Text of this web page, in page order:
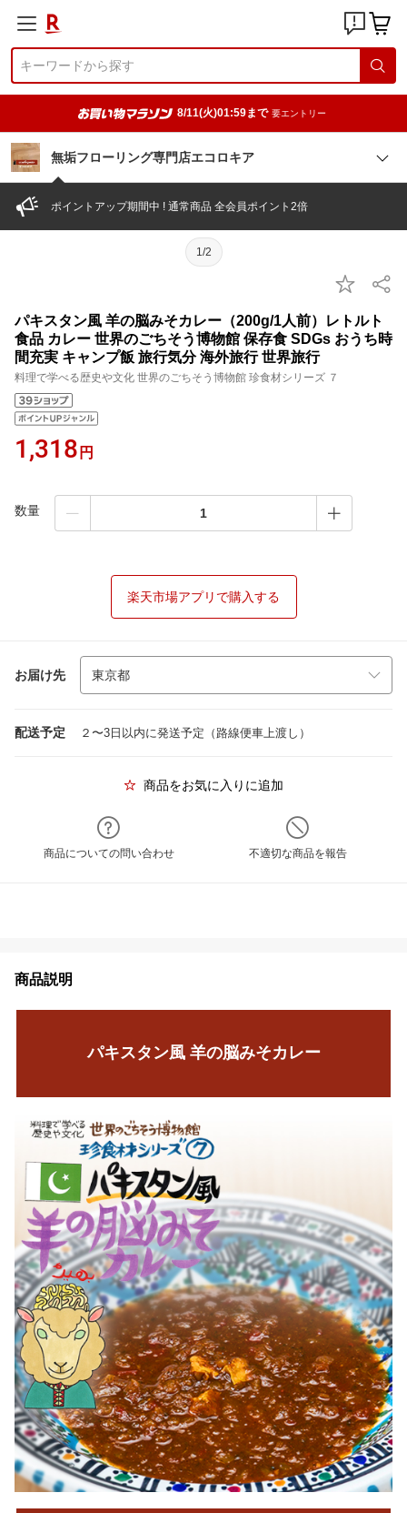
8/11(火)01:59まで 要エントリー
無垢フローリング専門店エコロキア
ポイントアップ期間中 ! 通常商品 全会員ポイント2倍
1/2
パキスタン風 羊の脳みそカレー（200g/1人前）レトルト
食品 カレー 世界のごちそう博物館 保存食 SDGs おうち時
間充実 キャンプ飯 旅行気分 海外旅行 世界旅行
料理で学べる歴史や文化 世界のごちそう博物館 珍食材シリーズ ７
1,318 円
数量
楽天市場アプリで購入する
お届け先
配送予定 ２〜3日以内に発送予定（路線便車上渡し）
商品をお気に入りに追加
商品についての問い合わせ 不適切な商品を報告
商品説明
パキスタン風 羊の脳みそカレー